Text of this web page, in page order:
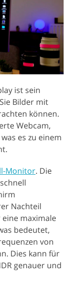
ist sein
Bilder mit
können.
Webcam,
es zu einem
Monitor. Die
Nachteil
maximale
bedeutet,
von
Dies kann für
genauer und